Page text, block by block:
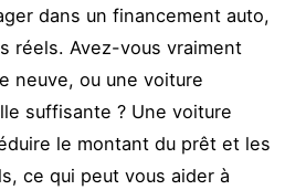
dans un financement auto,
réels. Avez-vous vraiment
neuve, ou une voiture
suffisante ? Une voiture
le montant du prêt et les
ce qui peut vous aider à